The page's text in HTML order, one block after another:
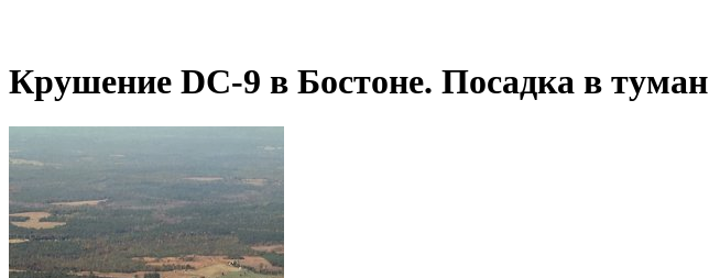
Крушение DC-9 в Бостоне. Посадка в туман